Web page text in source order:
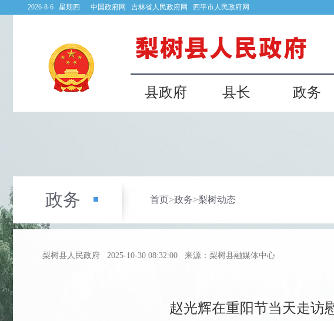
2026-8-6 星期四 中国政府网 吉林省人民政府网 四平市人民政府网
县政府 县长 政务
政务 首页>政务>梨树动态
梨树县人民政府 2025-10-30 08:32:00 来源：梨树县融媒体中心
赵光辉在重阳节当天走访